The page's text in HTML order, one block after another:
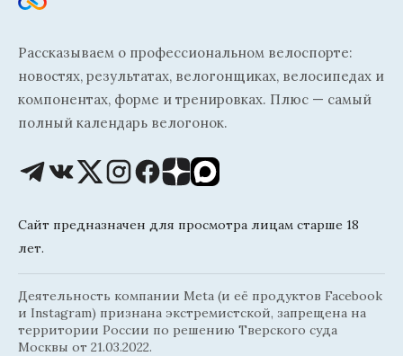
Рассказываем о профессиональном велоспорте:
новостях, результатах, велогонщиках, велосипедах и
компонентах, форме и тренировках. Плюс — самый
полный календарь велогонок.
Сайт предназначен для просмотра лицам старше 18
лет.
Деятельность компании Meta (и её продуктов Facebook
и Instagram) признана экстремистской, запрещена на
территории России по решению Тверского суда
Москвы от 21.03.2022.